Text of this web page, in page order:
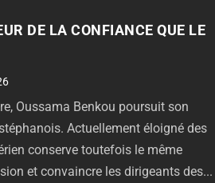
DE LA CONFIANCE QUE LE
Oussama Benkou poursuit son
Actuellement éloigné des
conserve toutefois le même
et convaincre les dirigeants des...